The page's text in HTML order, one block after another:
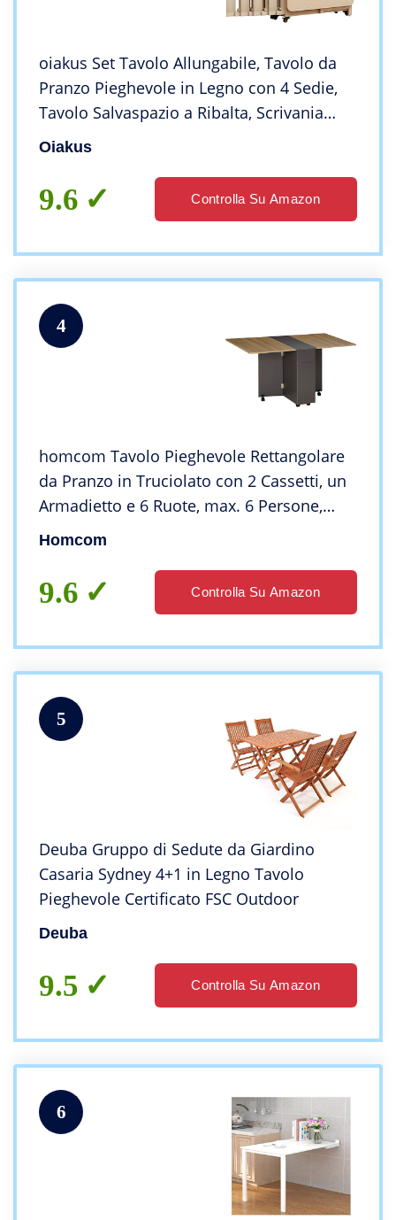
oiakus Set Tavolo Allungabile, Tavolo da
Pranzo Pieghevole in Legno con 4 Sedie,
Tavolo Salvaspazio a Ribalta, Scrivania
Versatile Compatta per Cucina Sala da
Oiakus
9.6 Controlla Su Amazon
4
homcom Tavolo Pieghevole Rettangolare
da Pranzo in Truciolato con 2 Cassetti, un
Armadietto e 6 Ruote, max. 6 Persone,
140x76x74cm, Color Legno
Homcom
9.6 Controlla Su Amazon
5
Deuba Gruppo di Sedute da Giardino
Casaria Sydney 4+1 in Legno Tavolo
Pieghevole Certificato FSC Outdoor
Deuba
9.5 Controlla Su Amazon
6